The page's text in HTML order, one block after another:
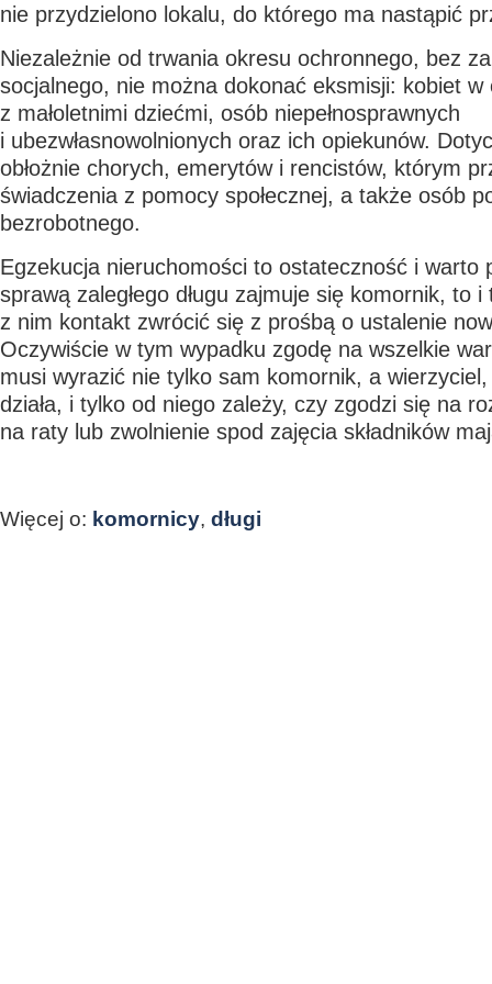
nie przydzielono lokalu, do którego ma nastąpić
Niezależnie od trwania okresu ochronnego, bez
socjalnego, nie można dokonać eksmisji: kobiet w
z małoletnimi dziećmi, osób niepełnosprawnych
i ubezwłasnowolnionych oraz ich opiekunów.
obłożnie chorych, emerytów i rencistów, którym
świadczenia z pomocy społecznej, a także osób
bezrobotnego.
Egzekucja nieruchomości to ostateczność i warto
sprawą zaległego długu zajmuje się komornik, to
z nim kontakt zwrócić się z prośbą o ustalenie
Oczywiście w tym wypadku zgodę na wszelkie
musi wyrazić nie tylko sam komornik, a
działa, i tylko od niego zależy, czy zgodzi się na
na raty lub zwolnienie spod zajęcia składników
Więcej o: komornicy, długi